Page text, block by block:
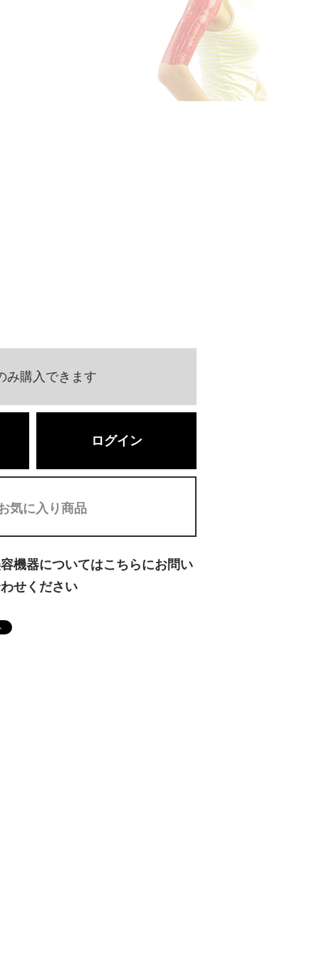
み購入できます
ログイン
気に入り商品
機器についてはこちらにお問い
せください